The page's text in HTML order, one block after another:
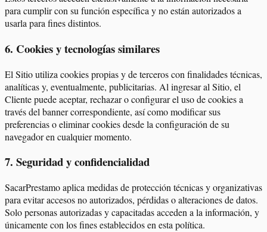
para cumplir con su función específica y no están autorizados a
usarla para fines distintos.
6. Cookies y tecnologías similares
El Sitio utiliza cookies propias y de terceros con finalidades técnicas,
analíticas y, eventualmente, publicitarias. Al ingresar al Sitio, el
Cliente puede aceptar, rechazar o configurar el uso de cookies a
través del banner correspondiente, así como modificar sus
preferencias o eliminar cookies desde la configuración de su
navegador en cualquier momento.
7. Seguridad y confidencialidad
SacarPrestamo aplica medidas de protección técnicas y organizativas
para evitar accesos no autorizados, pérdidas o alteraciones de datos.
Solo personas autorizadas y capacitadas acceden a la información, y
únicamente con los fines establecidos en esta política.